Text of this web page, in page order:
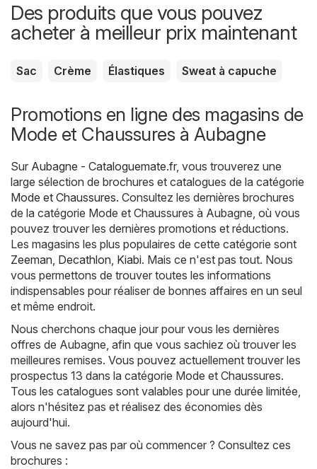
Des produits que vous pouvez
acheter à meilleur prix maintenant
Sac Crème Élastiques Sweat à capuche
Promotions en ligne des magasins de
Mode et Chaussures à Aubagne
Sur Aubagne - Cataloguemate.fr, vous trouverez une
large sélection de brochures et catalogues de la catégorie
Mode et Chaussures. Consultez les dernières brochures
de la catégorie Mode et Chaussures à Aubagne, où vous
pouvez trouver les dernières promotions et réductions.
Les magasins les plus populaires de cette catégorie sont
Zeeman, Decathlon, Kiabi. Mais ce n'est pas tout. Nous
vous permettons de trouver toutes les informations
indispensables pour réaliser de bonnes affaires en un seul
et même endroit.
Nous cherchons chaque jour pour vous les dernières
offres de Aubagne, afin que vous sachiez où trouver les
meilleures remises. Vous pouvez actuellement trouver les
prospectus 13 dans la catégorie Mode et Chaussures.
Tous les catalogues sont valables pour une durée limitée,
alors n'hésitez pas et réalisez des économies dès
aujourd'hui.
Vous ne savez pas par où commencer ? Consultez ces
brochures :